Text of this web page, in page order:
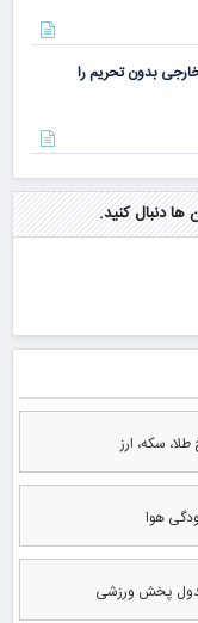
بدون تحریم را
ها دنبال کنید.
سکه، ارز
هوا
پخش ورزشی